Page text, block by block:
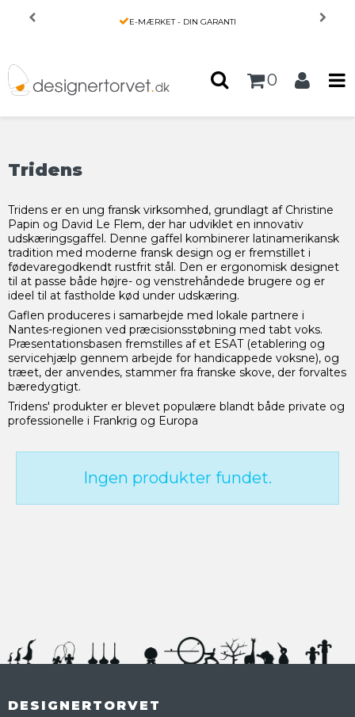
E-MÆRKET - DIN GARANTI
0
Forside
Tridens
Tridens er en ung fransk virksomhed, grundlagt af Christine
Papin og David Le Flem, der har udviklet en innovativ
udskæringsgaffel. Denne gaffel kombinerer latinamerikansk
tradition med moderne fransk design og er fremstillet i
fødevaregodkendt rustfrit stål. Den er ergonomisk designet
til at passe både højre- og venstrehåndede brugere og er
ideel til at fastholde kød under udskæring.
Gaflen produceres i samarbejde med lokale partnere i
Nantes-regionen ved præcisionsstøbning med tabt voks.
Præsentationsbasen fremstilles af et ESAT (etablering og
servicehjælp gennem arbejde for handicappede voksne), og
træet, der anvendes, stammer fra franske skove, der forvaltes
bæredygtigt.
Tridens' produkter er blevet populære blandt både private og
professionelle i Frankrig og Europa
Ingen produkter fundet.
DESIGNERTORVET